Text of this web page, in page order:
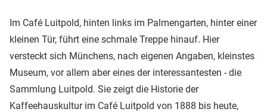
Im Café Luitpold, hinten links im Palmengarten, hinter einer
kleinen Tür, führt eine schmale Treppe hinauf. Hier
versteckt sich Münchens, nach eigenen Angaben, kleinstes
Museum, vor allem aber eines der interessantesten - die
Sammlung Luitpold. Sie zeigt die Historie der
Kaffeehauskultur im Café Luitpold von 1888 bis heute,